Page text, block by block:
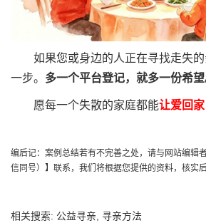
如果您或身边的人正在寻找走失
一步。 多一个平台登记，就多一份希望
愿每一个失散的家庭都能让爱回家
编后记：案例总结若有不完善之处，请与网站编辑者
信同号）】联系，我们将根据您提供的资料，核实后
相关搜索: 公益寻亲, 寻亲方法